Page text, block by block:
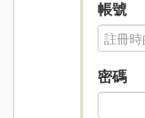
帳號
密碼